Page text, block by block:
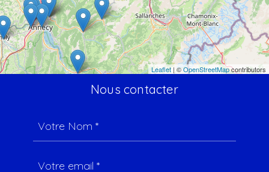
Leaflet | ©OpenStreetMapcontributors
Nous contacter